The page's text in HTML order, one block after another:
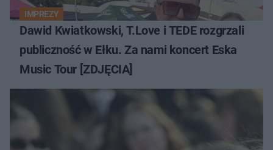
IMPREZY
Dawid Kwiatkowski, T.Love i TEDE rozgrzali
publiczność w Ełku. Za nami koncert Eska
Music Tour [ZDJĘCIA]